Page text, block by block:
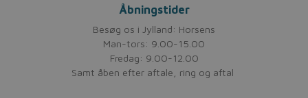
Åbningstider
Besøg os i Jylland: Horsens
Man-tors: 9.00-15.00
Fredag: 9.00-12.00
Samt åben efter aftale, ring og aftal